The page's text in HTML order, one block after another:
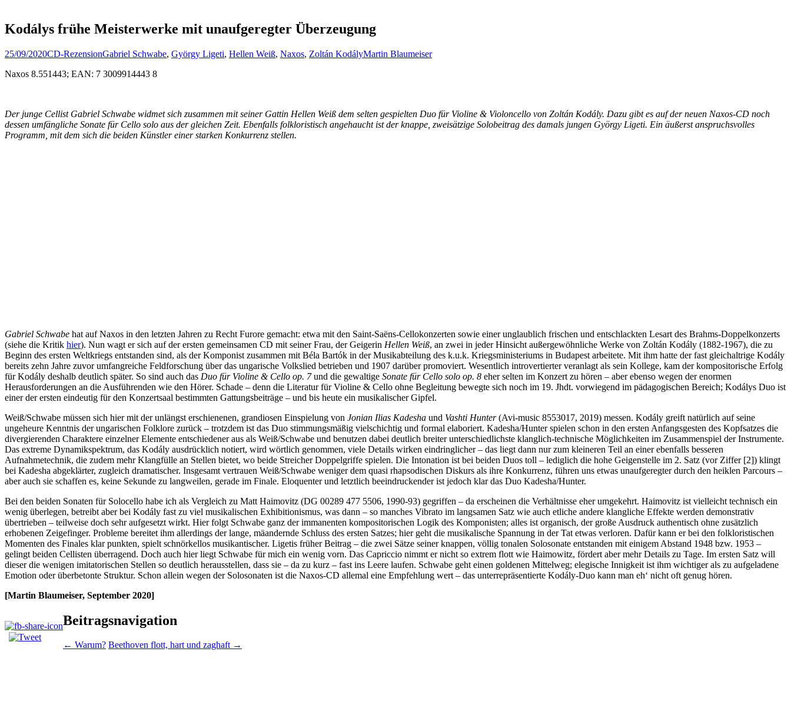
Kodálys frühe Meisterwerke mit unaufgeregter Überzeugung
25/09/2020CD-RezensionGabriel Schwabe, György Ligeti, Hellen Weiß, Naxos, Zoltán KodályMartin Blaumeiser
Naxos 8.551443; EAN: 7 3009914443 8
Der junge Cellist Gabriel Schwabe widmet sich zusammen mit seiner Gattin Hellen Weiß dem selten gespielten Duo für Violine & Violoncello von Zoltán Kodály. Dazu gibt es auf der neuen Naxos-CD noch
dessen umfängliche Sonate für Cello solo aus der gleichen Zeit. Ebenfalls folkloristisch angehaucht ist der knappe, zweisätzige Solobeitrag des damals jungen György Ligeti. Ein äußerst anspruchsvolles
Programm, mit dem sich die beiden Künstler einer starken Konkurrenz stellen.
Gabriel Schwabe hat auf Naxos in den letzten Jahren zu Recht Furore gemacht: etwa mit den Saint-Saëns-Cellokonzerten sowie einer unglaublich frischen und entschlackten Lesart des Brahms-Doppelkonzerts
(siehe die Kritik hier). Nun wagt er sich auf der ersten gemeinsamen CD mit seiner Frau, der Geigerin Hellen Weiß, an zwei in jeder Hinsicht außergewöhnliche Werke von Zoltán Kodály (1882-1967), die zu
Beginn des ersten Weltkriegs entstanden sind, als der Komponist zusammen mit Béla Bartók in der Musikabteilung des k.u.k. Kriegsministeriums in Budapest arbeitete. Mit ihm hatte der fast gleichaltrige Kodály
bereits zehn Jahre zuvor umfangreiche Feldforschung über das ungarische Volkslied betrieben und 1907 darüber promoviert. Wesentlich introvertierter veranlagt als sein Kollege, kam der kompositorische Erfolg
für Kodály deshalb deutlich später. So sind auch das Duo für Violine & Cello op. 7und die gewaltige Sonate für Cello solo op. 8 eher selten im Konzert zu hören – aber ebenso wegen der enormen
Herausforderungen an die Ausführenden wie den Hörer. Schade – denn die Literatur für Violine & Cello ohne Begleitung bewegte sich noch im 19. Jhdt. vorwiegend im pädagogischen Bereich; Kodálys Duo ist
einer der ersten eindeutig für den Konzertsaal bestimmten Gattungsbeiträge – und bis heute ein musikalischer Gipfel.
Weiß/Schwabe müssen sich hier mit der unlängst erschienenen, grandiosen Einspielung von Jonian Ilias Kadesha und Vashti Hunter(Avi-music 8553017, 2019) messen. Kodály greift natürlich auf seine
ungeheure Kenntnis der ungarischen Folklore zurück – trotzdem ist das Duo stimmungsmäßig vielschichtig und formal elaboriert. Kadesha/Hunter spielen schon in den ersten Anfangsgesten des Kopfsatzes die
divergierenden Charaktere einzelner Elemente entschiedener aus als Weiß/Schwabe und benutzen dabei deutlich breiter unterschiedlichste klanglich-technische Möglichkeiten im Zusammenspiel der Instrumente.
Das extreme Dynamikspektrum, das Kodály ausdrücklich notiert, wird wörtlich genommen, viele Details wirken eindringlicher – das liegt dann nur zum kleineren Teil an einer ebenfalls besseren
Aufnahmetechnik, die zudem mehr Klangfülle an Stellen bietet, wo beide Streicher Doppelgriffe spielen. Die Intonation ist bei beiden Duos toll – lediglich die hohe Geigenstelle im 2. Satz (vor Ziffer [2]) klingt
bei Kadesha abgeklärter, zugleich dramatischer. Insgesamt vertrauen Weiß/Schwabe weniger dem quasi rhapsodischen Diskurs als ihre Konkurrenz, führen uns etwas unaufgeregter durch den heiklen Parcours –
aber auch sie schaffen es, keine Sekunde zu langweilen, gerade im Finale. Eloquenter und letztlich beeindruckender ist jedoch klar das Duo Kadesha/Hunter.
Bei den beiden Sonaten für Solocello habe ich als Vergleich zu Matt Haimovitz (DG 00289 477 5506, 1990-93) gegriffen – da erscheinen die Verhältnisse eher umgekehrt. Haimovitz ist vielleicht technisch ein
wenig überlegen, betreibt aber bei Kodály fast zu viel musikalischen Exhibitionismus, was dann – so manches Vibrato im langsamen Satz wie auch etliche andere klangliche Effekte werden demonstrativ
übertrieben – teilweise doch sehr aufgesetzt wirkt. Hier folgt Schwabe ganz der immanenten kompositorischen Logik des Komponisten; alles ist organisch, der große Ausdruck authentisch ohne zusätzlich
erhobenen Zeigefinger. Probleme bereitet ihm allerdings der lange, mäandernde Schluss des ersten Satzes; hier geht die musikalische Spannung in der Tat etwas verloren. Dafür kann er bei den folkloristischen
Momenten des Finales klar punkten, spielt schnörkellos musikantischer. Ligetis früher Beitrag – die zwei Sätze seiner knappen, völlig tonalen Solosonate entstanden mit einigem Abstand 1948 bzw. 1953 –
gelingt beiden Cellisten überragend. Doch auch hier liegt Schwabe für mich ein wenig vorn. Das Capriccio nimmt er nicht so extrem flott wie Haimowitz, fördert aber mehr Details zu Tage. Im ersten Satz will
dieser die wenigen imitatorischen Stellen so deutlich herausstellen, dass sie – da zu kurz – fast ins Leere laufen. Schwabe geht einen goldenen Mittelweg; elegische Innigkeit ist ihm wichtiger als zu aufgeladene
Emotion oder überbetonte Struktur. Schon allein wegen der Solosonaten ist die Naxos-CD allemal eine Empfehlung wert – das unterrepräsentierte Kodály-Duo kann man eh‘ nicht oft genug hören.
[Martin Blaumeiser, September 2020]
Beitragsnavigation
← Warum? Beethoven flott, hart und zaghaft →